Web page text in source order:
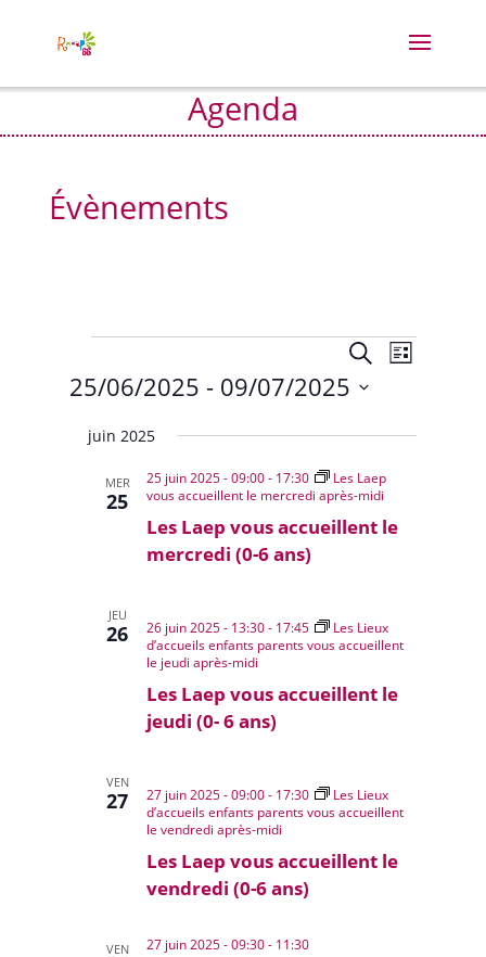
Agenda
Évènements
Évènements Recherche
et
navigation
de
Recherche
de
Liste
25/06/2025 - 09/07/2025
une
date.
juin 2025
MER
25
Les Laep vous accueillent le
mercredi (0-6 ans)
25 juin 2025 - 09:00- 17:30
Les Laep
vous accueillent le mercredi après-midi
JEU
26
Les Laep vous accueillent le
jeudi (0- 6 ans)
26 juin 2025 - 13:30- 17:45
Les Lieux
d’accueils enfants parents vous accueillent
le jeudi après-midi
VEN
27
Les Laep vous accueillent le
vendredi (0-6 ans)
27 juin 2025 - 09:00- 17:30
Les Lieux
d’accueils enfants parents vous accueillent
le vendredi après-midi
VEN 27 juin 2025 - 09:30- 11:30